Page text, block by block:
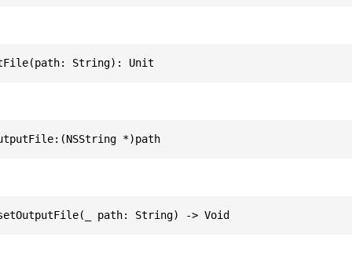
String): Unit
*)path
path: String) -> Void